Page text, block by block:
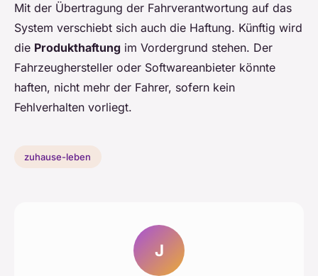
Mit der Übertragung der Fahrverantwortung auf das
System verschiebt sich auch die Haftung. Künftig wird
die Produkthaftung im Vordergrund stehen. Der
Fahrzeughersteller oder Softwareanbieter könnte
haften, nicht mehr der Fahrer, sofern kein
Fehlverhalten vorliegt.
zuhause-leben
J